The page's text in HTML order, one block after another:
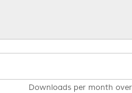
Downloads per month